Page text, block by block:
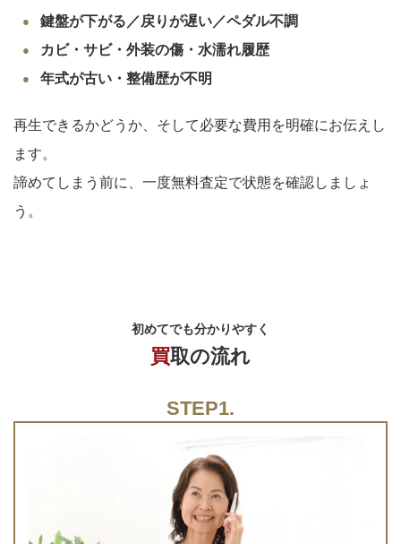
鍵盤が下がる／戻りが遅い／ペダル不調
カビ・サビ・外装の傷・水濡れ履歴
年式が古い・整備歴が不明
再生できるかどうか、そして必要な費用を明確にお伝えし
ます。
諦めてしまう前に、一度無料査定で状態を確認しましょ
う。
初めてでも分かりやすく
買取の流れ